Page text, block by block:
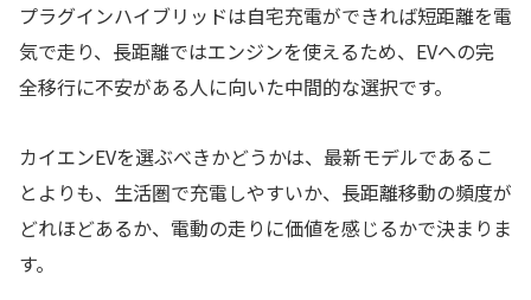
プラグインハイブリッドは自宅充電ができれば短距離を電
気で走り、長距離ではエンジンを使えるため、EVへの完
全移行に不安がある人に向いた中間的な選択です。
カイエンEVを選ぶべきかどうかは、最新モデルであるこ
とよりも、生活圏で充電しやすいか、長距離移動の頻度が
どれほどあるか、電動の走りに価値を感じるかで決まりま
す。